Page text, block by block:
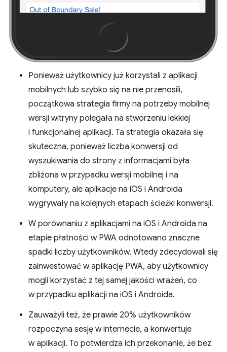
Ponieważ użytkownicy już korzystali z aplikacji
mobilnych lub szybko się na nie przenosili,
początkowa strategia firmy na potrzeby mobilnej
wersji witryny polegała na stworzeniu lekkiej
i funkcjonalnej aplikacji. Ta strategia okazała się
skuteczna, ponieważ liczba konwersji od
wyszukiwania do strony z informacjami była
zbliżona w przypadku wersji mobilnej i na
komputery, ale aplikacje na iOS i Androida
wygrywały na kolejnych etapach ścieżki konwersji.
W porównaniu z aplikacjami na iOS i Androida na
etapie płatności w PWA odnotowano znaczne
spadki liczby użytkowników. Wtedy zdecydowali się
zainwestować w aplikację PWA, aby użytkownicy
mogli korzystać z tej samej jakości wrażeń, co
w przypadku aplikacji na iOS i Androida.
Zauważyli też, że prawie 20% użytkowników
rozpoczyna sesję w internecie, a konwertuje
w aplikacji. To potwierdza ich przekonanie, że bez